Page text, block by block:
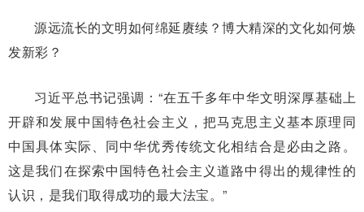
源远流长的文明如何绵延赓续？博大精深的文化如何焕
发新彩？
习近平总书记强调：“在五千多年中华文明深厚基础上
开辟和发展中国特色社会主义，把马克思主义基本原理同
中国具体实际、同中华优秀传统文化相结合是必由之路。
这是我们在探索中国特色社会主义道路中得出的规律性的
认识，是我们取得成功的最大法宝。”